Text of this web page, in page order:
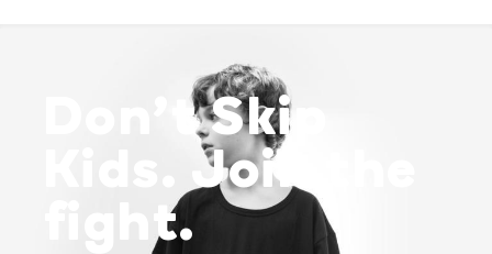
Don’t Skip
Kids. Join the
fight.